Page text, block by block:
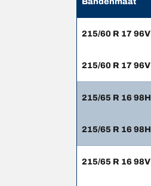
215/60 R 17 96V
215/60 R 17 96V
215/65 R 16 98H
215/65 R 16 98H
215/65 R 16 98V